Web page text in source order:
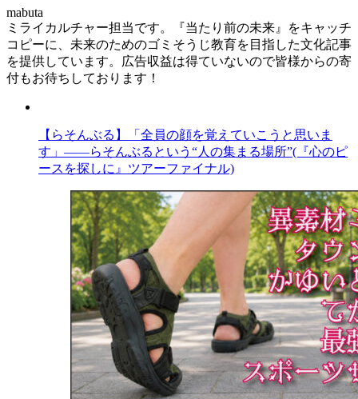
mabuta
ミライカルチャー担当です。『当たり前の未来』をキャッチ
コピーに、未来のためのゴミそうじ教育を目指した文化記事
を提供しています。広告収益は得ていないので皆様からの寄
付もお待ちしております！
【らそんぶる】「全員の顔を覚えていこうと思いま
す」――らそんぶるという“人の集まる場所”(『心のピ
ースを探しに』ツアーファイナル)